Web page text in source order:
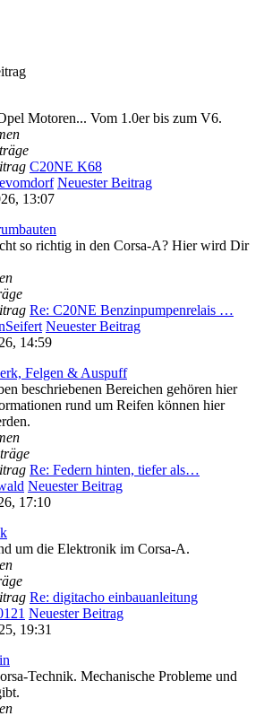
Motoren... Vom 1.0er bis zum V6.
C20NE K68
Neuester Beitrag
13:07
so richtig in den Corsa-A? Hier wird Dir
Re: C20NE Benzinpumpenrelais …
Neuester Beitrag
14:59
Felgen & Auspuff
beschriebenen Bereichen gehören hier
rund um Reifen können hier
Re: Federn hinten, tiefer als…
Neuester Beitrag
17:10
um die Elektronik im Corsa-A.
Re: digitacho einbauanleitung
Neuester Beitrag
19:31
Technik. Mechanische Probleme und